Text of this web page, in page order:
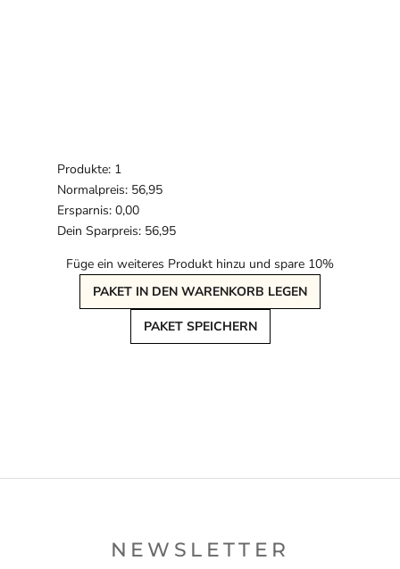
Produkte: 1
Normalpreis: 56,95
Ersparnis: 0,00
Dein Sparpreis: 56,95
Füge ein weiteres Produkt hinzu und spare 10%
PAKET IN DEN WARENKORB LEGEN
PAKET SPEICHERN
NEWSLETTER